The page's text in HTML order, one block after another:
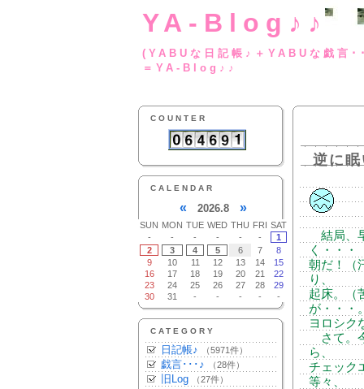
YA-Blog♪♪
(YABUな日記帳♪
＝YA-Blog♪♪
COUNTER
CALENDAR
« 2026.8 »
SUN MON TUE WED THU FRI SAT
-
- - - - -
1
2
3 4 5 6 7
8
9
10 11 12 13 14
15
16
17 18 19 20 21
22
23
24 25 26 27 28
29
30
31 - - - - -
CATEGORY
日記帳♪ （5971件）
戯言･･･♪ （28件）
旧Log （27件）
逆に
結局、
く・・・
朝だ！（
り、
起床。（
が・・・
ヨロシク
さて。
ら、
チェック
等々、